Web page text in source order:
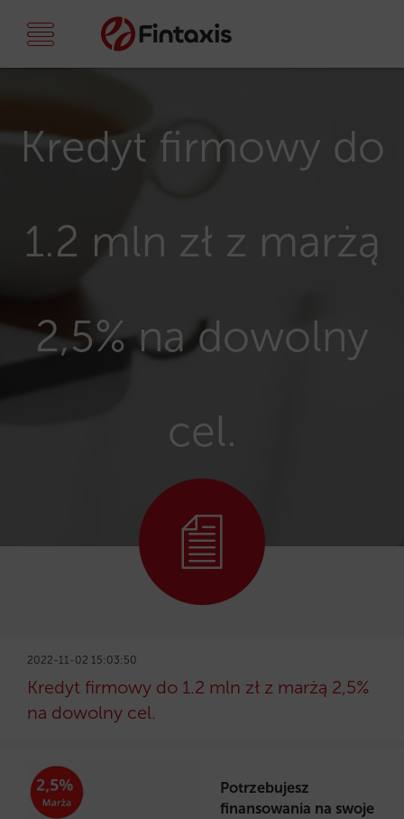
Kredyt firmowy do
1.2 mln zł z marżą
2,5% na dowolny
cel.
2022-11-02 15:03:50
Kredyt firmowy do 1.2 mln zł z marżą 2,5%
na dowolny cel.
Potrzebujesz
finansowania na swoje